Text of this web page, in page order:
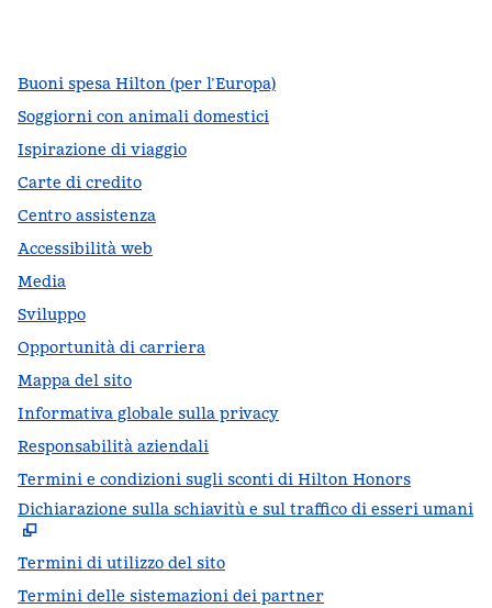
Buoni spesa Hilton (per l’Europa)
Soggiorni con animali domestici
Ispirazione di viaggio
Carte di credito
Centro assistenza
Accessibilità web
Media
Sviluppo
Opportunità di carriera
Mappa del sito
Informativa globale sulla privacy
Responsabilità aziendali
Termini e condizioni sugli sconti di Hilton Honors
Dichiarazione sulla schiavitù e sul traffico di esseri umani
Termini di utilizzo del sito
Termini delle sistemazioni dei partner